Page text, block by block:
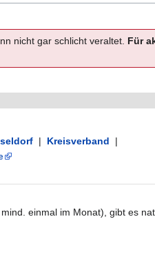
nicht gar schlicht veraltet. Für
| Kreisverband |
einmal im Monat), gibt es